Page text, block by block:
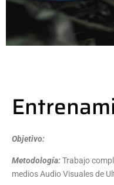
Objetivo:
Metodología:Trabajo
medios Audio Visuales de